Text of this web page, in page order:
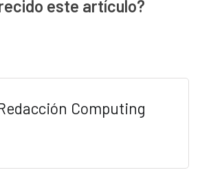
este artículo?
Computing